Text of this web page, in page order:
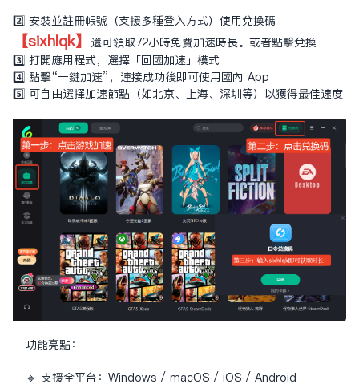
2️⃣ 安裝並註冊帳號（支援多種登入方式）使用兌換碼
【sixhlqk】 還可領取72小時免費加速時長。或者點擊兌換
3️⃣ 打開應用程式，選擇「回國加速」模式
4️⃣ 點擊“一鍵加速”，連接成功後即可使用國內 App
5️⃣ 可自由選擇加速節點（如北京、上海、深圳等）以獲得最佳速度
功能亮點：
🔹 支援全平台：Windows / macOS / iOS / Android